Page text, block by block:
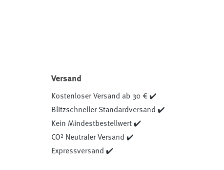
Versand
Kostenloser Versand ab 30 € ✔️
Blitzschneller Standardversand ✔️
Kein Mindestbestellwert ✔️
CO² Neutraler Versand ✔️
Expressversand ✔️